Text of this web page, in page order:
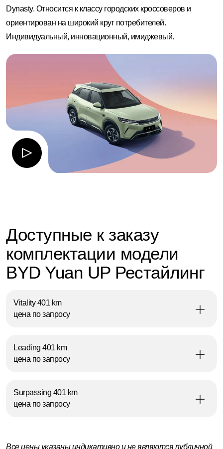
Dynasty. Относится к классу городских кроссоверов и
ориентирован на широкий круг потребителей.
Индивидуальный, инновационный, имиджевый.
Доступные к заказу
комплектации модели
BYD Yuan UP Рестайлинг
Vitality 401 km
цена по запросу
Leading 401 km
цена по запросу
Surpassing 401 km
цена по запросу
Все цены указаны индикативно и не являются публичной